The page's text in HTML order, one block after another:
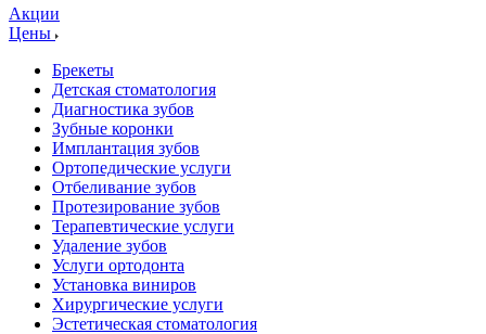
Акции
Цены
Брекеты
Детская стоматология
Диагностика зубов
Зубные коронки
Имплантация зубов
Ортопедические услуги
Отбеливание зубов
Протезирование зубов
Терапевтические услуги
Удаление зубов
Услуги ортодонта
Установка виниров
Хирургические услуги
Эстетическая стоматология